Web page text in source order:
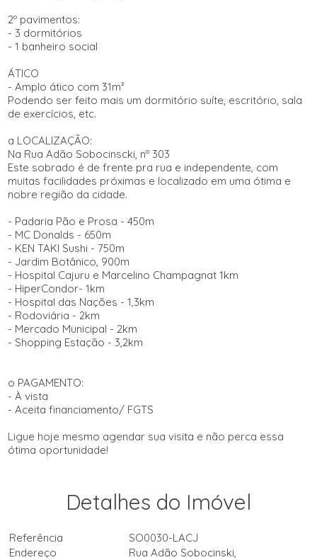
2º pavimentos:
- 3 dormitórios
- 1 banheiro social
ÁTICO
- Amplo ático com 31m²
Podendo ser feito mais um dormitório suíte, escritório, sala
de exercícios, etc.
a LOCALIZAÇÃO:
Na Rua Adão Sobocinscki, nº 303
Este sobrado é de frente pra rua e independente, com
muitas facilidades próximas e localizado em uma ótima e
nobre região da cidade.
- Padaria Pão e Prosa - 450m
- MC Donalds - 650m
- KEN TAKI Sushi - 750m
- Jardim Botânico, 900m
- Hospital Cajuru e Marcelino Champagnat 1km
- HiperCondor- 1km
- Hospital das Nações - 1,3km
- Rodoviária - 2km
- Mercado Municipal - 2km
- Shopping Estação - 3,2km
o PAGAMENTO:
- À vista
- Aceita financiamento/ FGTS
Ligue hoje mesmo agendar sua visita e não perca essa
ótima oportunidade!
Detalhes do Imóvel
Referência
SO0030-LACJ
Endereço
Rua Adão Sobocinski,